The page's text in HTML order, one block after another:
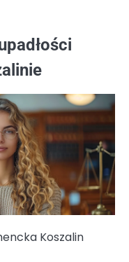
Koszalin